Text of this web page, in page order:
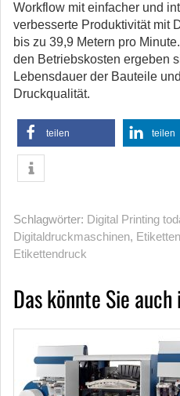
Workflow mit einfacher und
verbesserte Produktivität mit
bis zu 39,9 Metern pro
den Betriebskosten ergeben
Lebensdauer der Bauteile
Druckqualität.
teilen teilen
Schlagwörter: Digital Printing
Digitaldruckmaschinen, Etiketten
Etikettendruck
Das könnte Sie